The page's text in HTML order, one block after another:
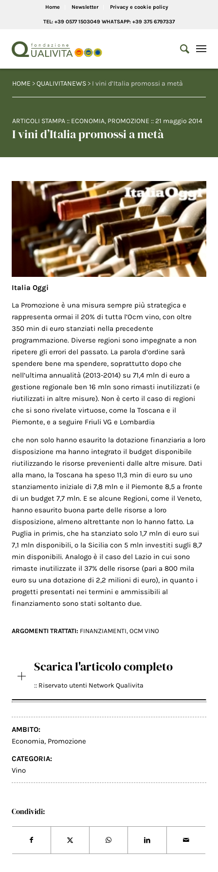
Home Newsletter Privacy e cookie policy
TEL: +39 0577 1503049 WHATSAPP: +39 375 6797337
HOME >QUALIVITANEWS > I vini d’Italia promossi a metà
ARTICOLI STAMPA :: ECONOMIA, PROMOZIONE :: 21 maggio 2014
I vini d’Italia promossi a metà
Italia Oggi
La Promozione è una misura sempre più strategica e
rappresenta ormai il 20% di tutta l’Ocm vino, con oltre
350 min di euro stanziati nella precedente
programmazione. Diverse regioni sono impegnate a non
ripetere gli errori del passato. La parola d’ordine sarà
spendere bene ma spendere, soprattutto dopo che
nell’ultima annualità (2013-2014) su 71,4 mln di euro a
gestione regionale ben 16 mln sono rimasti inutilizzati (e
riutilizzati in altre misure). Non è certo il caso di regioni
che si sono rivelate virtuose, come la Toscana e il
Piemonte, e a seguire Friuli VG e Lombardia
che non solo hanno esaurito la dotazione finanziaria a loro
disposizione ma hanno integrato il budget disponibile
riutilizzando le risorse prevenienti dalle altre misure. Dati
alla mano, la Toscana ha speso 11,3 min di euro su uno
stanziamento iniziale di 7,8 mln e il Piemonte 8,5 a fronte
di un budget 7,7 mln. E se alcune Regioni, come il Veneto,
hanno esaurito buona parte delle risorse a loro
disposizione, almeno altrettante non lo hanno fatto. La
Puglia in primis, che ha stanziato solo 1,7 mln di euro sui
7,1 mln disponibili, o la Sicilia con 5 mln investiti sugli 8,7
min disponibili. Analogo è il caso del Lazio in cui sono
rimaste inutilizzate il 37% delle risorse (pari a 800 mila
euro su una dotazione di 2,2 milioni di euro), in quanto i
progetti presentati nei termini e ammissibili al
finanziamento sono stati soltanto due.
ARGOMENTI TRATTATI: FINANZIAMENTI,OCM VINO
Scarica l'articolo completo
:: Riservato utenti Network Qualivita
AMBITO:
Economia, Promozione
CATEGORIA:
Vino
Condividi: